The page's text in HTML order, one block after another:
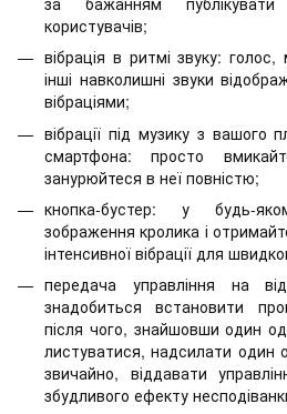
користувачів;
вібрація в ритмі звуку:
інші навколишні звуки
вібраціями;
вібрації під музику з вашого
смартфона: просто
занурюйтеся в неї повністю;
кнопка-бустер: у будь-
зображення кролика і
інтенсивної вібрації для
передача управління на
знадобиться встановити
після чого, знайшовши один
листуватися, надсилати один
звичайно, віддавати
збудливого ефекту